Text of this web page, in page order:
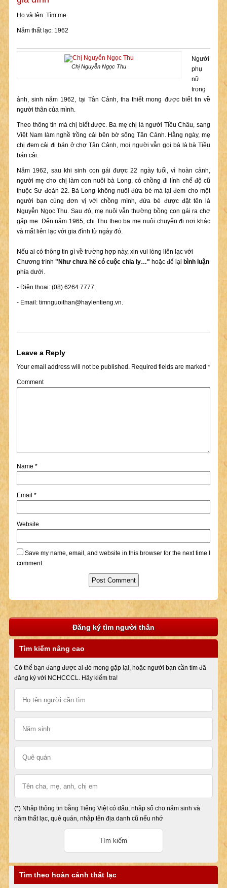
Họ và tên: Tìm mẹ
Năm thất lạc: 1962
Chị Nguyễn Ngọc Thu
Người
phụ
nữ
trong
ảnh, sinh năm 1962, tại Tân Cảnh, tha thiết mong được biết tin về
người thân của mình.
Theo thông tin mà chị biết được. Ba mẹ chị là người Tiều Châu, sang
Việt Nam làm nghề trồng cải bên bờ sông Tân Cảnh. Hằng ngày, mẹ
chị đem cải đi bán ở chợ Tân Cảnh, mọi người vẫn gọi bà là bà Tiều
bán cải.
Năm 1962, sau khi sinh con gái được 22 ngày tuổi, vì hoàn cảnh,
người mẹ cho chị làm con nuôi bà Long, có chồng đi lính chế độ cũ
thuộc Sư đoàn 22. Bà Long không nuôi đứa bé mà lại đem cho một
người bạn cùng đơn vị với chồng mình, đứa bé được đặt tên là
Nguyễn Ngọc Thu. Sau đó, mẹ nuôi vẫn thường bồng con gái ra chợ
gặp mẹ. Đến năm 1965, chị Thu theo ba mẹ nuôi chuyển đi nơi khác
và mất liên lạc với gia đình từ ngày đó.
Nếu ai có thông tin gì về trường hợp này, xin vui lòng liên lạc với
Chương trình "Như chưa hề có cuộc chia ly…" hoặc để lại bình luận
phía dưới.
- Điện thoại: (08) 6264 7777.
- Email: timnguoithan@haylentieng.vn.
Leave a Reply
Your email address will not be published.Required fields are marked *
Comment
Name *
Email *
Website
Save my name, email, and website in this browser for the next time I
comment.
Đăng ký tìm người thân
Tìm kiếm nâng cao
Có thể bạn đang được ai đó mong gặp lại, hoặc người bạn cần tìm đã
đăng ký với NCHCCCL. Hãy kiểm tra!
(*) Nhập thông tin bằng Tiếng Việt có dấu, nhập số cho năm sinh và
năm thất lạc, quê quán, nhập tên địa danh cũ nếu nhớ
Tìm theo hoàn cảnh thất lạc